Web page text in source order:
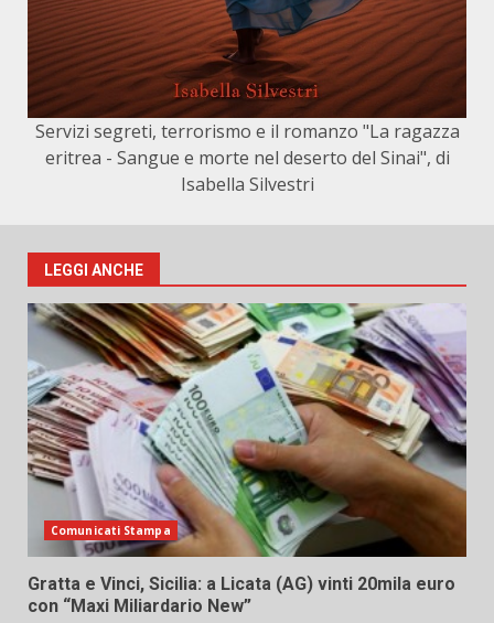
Servizi segreti, terrorismo e il romanzo "La ragazza
eritrea - Sangue e morte nel deserto del Sinai", di
Isabella Silvestri
LEGGI ANCHE
Comunicati Stampa
Gratta e Vinci, Sicilia: a Licata (AG) vinti 20mila euro
con “Maxi Miliardario New”